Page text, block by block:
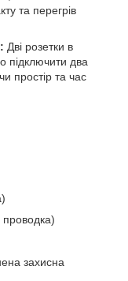
та перегрів
Дві розетки в
підключити два
простір та час
проводка)
захисна